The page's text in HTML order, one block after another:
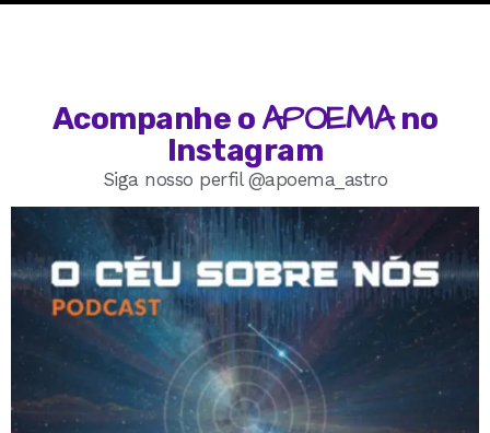
Acompanhe o APOEMAno
Instagram
Siga nosso perfil @apoema_astro